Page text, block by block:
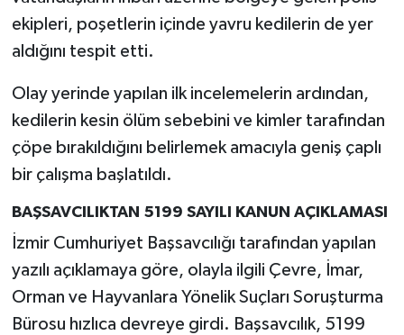
ekipleri, poşetlerin içinde yavru kedilerin de yer
aldığını tespit etti.
Olay yerinde yapılan ilk incelemelerin ardından,
kedilerin kesin ölüm sebebini ve kimler tarafından
çöpe bırakıldığını belirlemek amacıyla geniş çaplı
bir çalışma başlatıldı.
BAŞSAVCILIKTAN 5199 SAYILI KANUN AÇIKLAMASI
İzmir Cumhuriyet Başsavcılığı tarafından yapılan
yazılı açıklamaya göre, olayla ilgili Çevre, İmar,
Orman ve Hayvanlara Yönelik Suçları Soruşturma
Bürosu hızlıca devreye girdi. Başsavcılık, 5199